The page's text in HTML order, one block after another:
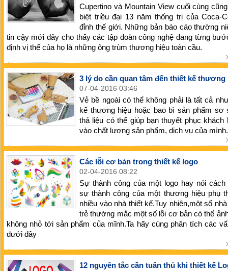
Cupertino và Mountain View cuối cùng
biệt triều đại 13 năm thống trị của Coca-
đỉnh thế giới. Những bản báo cáo thường
tin cậy mới đây cho thấy các tập đoàn công nghệ đang từng
định vị thế của họ là những ông trùm thương hiệu toàn cầu.
3 lý do cần quan tâm đến thiết kế thương
07-04-2016 03:46
Vẻ bề ngoài có thể không phải là tất cả
kế thương hiệu hoặc bao bì sản phẩm sơ
thả liệu có thể giúp bạn thuyết phục khách
vào chất lượng sản phẩm, dịch vụ của mình.
Các lỗi cơ bản trong thiết kế logo
02-04-2016 08:22
Sự thành công của một logo hay nói cách
sự thành công của một thương hiệu phụ
nhiều vào nhà thiết kế.Tuy nhiên,một số
trẻ thường mắc một số lỗi cơ bản có thể
không nhỏ tới sản phẩm của mĩnh.Ta hãy cùng phân tích các
dưới đây
12 nguyên tắc cần tuân thủ khi thiết kế